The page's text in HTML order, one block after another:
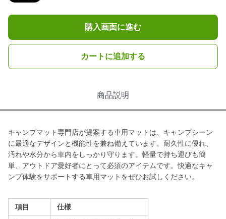
購入画面に進む
カートに追加する
商品説明
キャンプマット専門店が提案する車用マットは、キャンプシーン
に最適なデザインと機能性を兼ね備えています。耐久性に優れ、
汚れや水分から車内をしっかり守ります。軽量で持ち運びも簡
単、アウトドア愛好者にとって必須のアイテムです。快適なキャ
ンプ体験をサポートする車用マットをぜひお試しください。
項目 仕様